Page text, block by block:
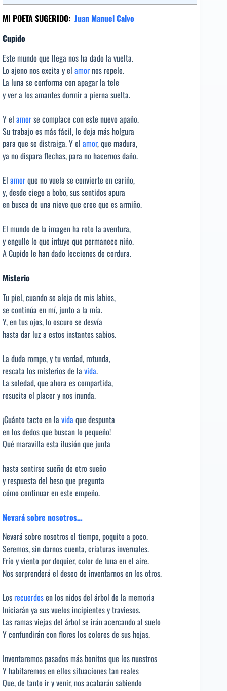
MI POETA SUGERIDO: Juan Manuel Calvo
Cupido
Este mundo que llega nos ha dado la vuelta.
Lo ajeno nos excita y el amornos repele.
La luna se conforma con apagar la tele
y ver a los amantes dormir a pierna suelta.
Y el amorse complace con este nuevo apaño.
Su trabajo es más fácil, le deja más holgura
para que se distraiga. Y el amor, que madura,
ya no dispara flechas, para no hacernos daño.
El amorque no vuela se convierte en cariño,
y, desde ciego a bobo, sus sentidos apura
en busca de una nieve que cree que es armiño.
El mundo de la imagen ha roto la aventura,
y engulle lo que intuye que permanece niño.
A Cupido le han dado lecciones de cordura.
Misterio
Tu piel, cuando se aleja de mis labios,
se continúa en mí, junto a la mía.
Y, en tus ojos, lo oscuro se desvía
hasta dar luz a estos instantes sabios.
La duda rompe, y tu verdad, rotunda,
rescata los misterios de la vida.
La soledad, que ahora es compartida,
resucita el placer y nos inunda.
¡Cuánto tacto en la vida que despunta
en los dedos que buscan lo pequeño!
Qué maravilla esta ilusión que junta
hasta sentirse sueño de otro sueño
y respuesta del beso que pregunta
cómo continuar en este empeño.
Nevará sobre nosotros…
Nevará sobre nosotros el tiempo, poquito a poco.
Seremos, sin darnos cuenta, criaturas invernales.
Frío y viento por doquier, color de luna en el aire.
Nos sorprenderá el deseo de inventarnos en los otros.
Los recuerdosen los nidos del árbol de la memoria
Iniciarán ya sus vuelos incipientes y traviesos.
Las ramas viejas del árbol se irán acercando al suelo
Y confundirán con flores los colores de sus hojas.
Inventaremos pasados más bonitos que los nuestros
Y habitaremos en ellos situaciones tan reales
Que, de tanto ir y venir, nos acabarán sabiendo